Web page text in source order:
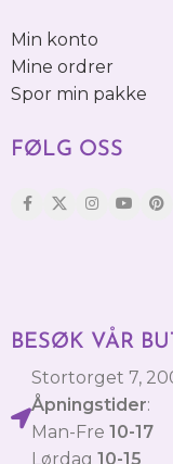
Min konto
Mine ordrer
Spor min pakke
FØLG OSS
BESØK VÅR
Stortorget 7,
Åpningstider:
Man-Fre 10-17
Lørdag 10-15